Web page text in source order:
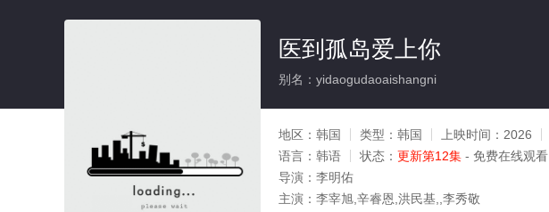
医到孤岛爱上你
别名：yidaogudaoaishangni
地区： 韩国 类型： 韩国 上映时间： 2026
语言： 韩语 状态： 更新第12集 - 免费在线观看
导演： 李明佑
主演： 李宰旭,辛睿恩,洪民基,,李秀敬